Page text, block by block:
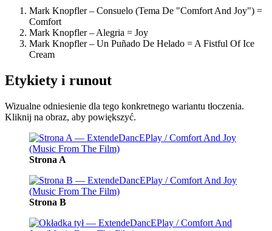
Mark Knopfler – Consuelo (Tema De "Comfort And Joy") =
Comfort
Mark Knopfler – Alegria = Joy
Mark Knopfler – Un Puñado De Helado = A Fistful Of Ice
Cream
Etykiety i runout
Wizualne odniesienie dla tego konkretnego wariantu tłoczenia.
Kliknij na obraz, aby powiększyć.
Strona A
Strona B